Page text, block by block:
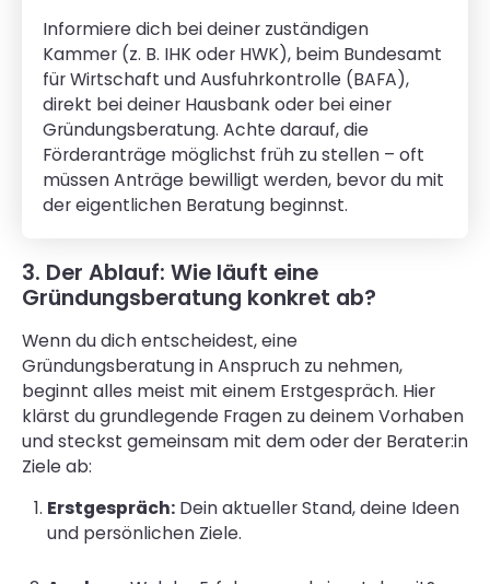
Informiere dich bei deiner zuständigen
Kammer (z. B. IHK oder HWK), beim Bundesamt
für Wirtschaft und Ausfuhrkontrolle (BAFA),
direkt bei deiner Hausbank oder bei einer
Gründungsberatung. Achte darauf, die
Förderanträge möglichst früh zu stellen – oft
müssen Anträge bewilligt werden, bevor du mit
der eigentlichen Beratung beginnst.
3. Der Ablauf: Wie läuft eine
Gründungsberatung konkret ab?
Wenn du dich entscheidest, eine
Gründungsberatung in Anspruch zu nehmen,
beginnt alles meist mit einem Erstgespräch. Hier
klärst du grundlegende Fragen zu deinem Vorhaben
und steckst gemeinsam mit dem oder der Berater:in
Ziele ab:
Erstgespräch: Dein aktueller Stand, deine Ideen
und persönlichen Ziele.